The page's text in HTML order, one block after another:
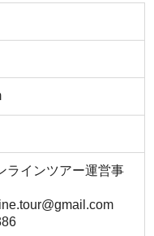
ラインツアー運営事